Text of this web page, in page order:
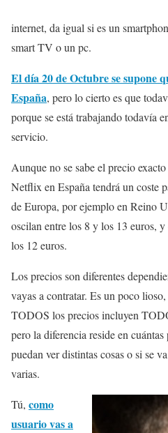
internet, da igual si es un
smart TV o un pc.
El día 20 de Octubre se supone
España, pero lo cierto es que
porque se está trabajando todavía
servicio.
Aunque no se sabe el precio
Netflix en España tendrá un coste
de Europa, por ejemplo en Reino
oscilan entre los 8 y los 13 euros,
los 12 euros.
Los precios son diferentes
vayas a contratar. Es un poco
TODOS los precios incluyen
pero la diferencia reside en cuántas
puedan ver distintas cosas o si se
varias.
Tú, como
usuario vas a